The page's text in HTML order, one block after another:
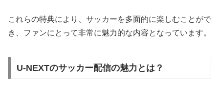
これらの特典により、サッカーを多面的に楽しむことがで
き、ファンにとって非常に魅力的な内容となっています。
U-NEXTのサッカー配信の魅力とは？